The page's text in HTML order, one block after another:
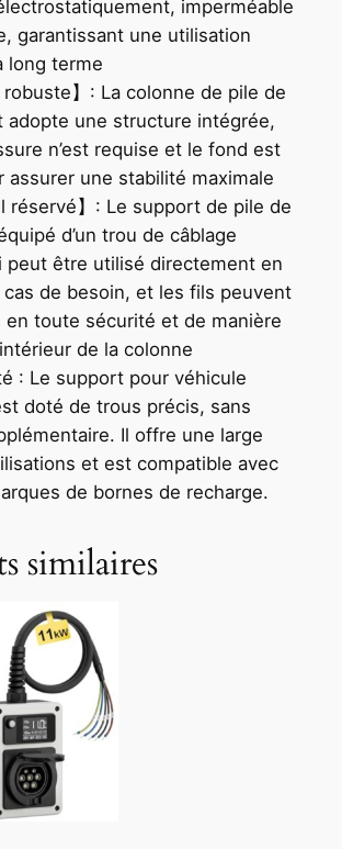
imperméable
garantissant une utilisation
long terme
robuste】: La colonne de pile de
adopte une structure intégrée,
n’est requise et le fond est
assurer une stabilité maximale
réservé】: Le support de pile de
d’un trou de câblage
peut être utilisé directement en
cas de besoin, et les fils peuvent
en toute sécurité et de manière
de la colonne
: Le support pour véhicule
doté de trous précis, sans
Il offre une large
et est compatible avec
de bornes de recharge.
similaires